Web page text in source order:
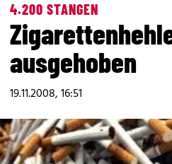
4.200 STANGEN
ausgehoben
19.11.2008, 16:51